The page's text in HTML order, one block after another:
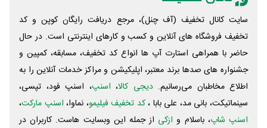
سایت کانال تخفیف (آف چنل)، مرجع دریافت رایگان کوپن و کد
تخفیف فروشگاه های آنلاین و کسب و‌ کارهای اینترنتی است. در حال
حاضر با همراهی استارت آپ ها انواع کد تخفیف، مسابقه، کمپین و
جشنواره های صدها برند معتبر، اپلیکیشن و مراکز خدمات آنلاین را به
اطلاع مخاطبان می‌رسانیم. دیجی کالا، اسنپ، اسنپ فود، تپسی،
سینماتیکت، بانی مد، علی‌ بابا ،کد تخفیف فیلیمو، نماوا، اسنپ مارکت،
اسنپ شاپ، باسلام و ازکی از جمله این وبسایت ‌هاست. کاربران در